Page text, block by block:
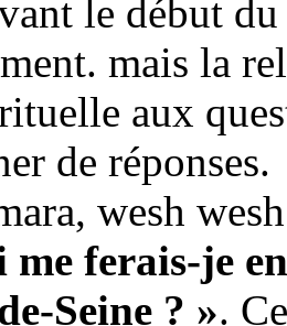
le début
mais la
aux
de réponses.
wesh wesh
me ferais-je
Seine ? ».